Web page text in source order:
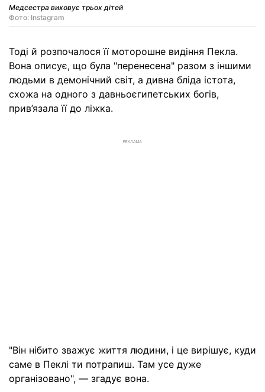
Медсестра виховує трьох дітей
Фото: Instagram
Тоді й розпочалося її моторошне видіння Пекла.
Вона описує, що була "перенесена" разом з іншими
людьми в демонічний світ, а дивна бліда істота,
схожа на одного з давньоєгипетських богів,
прив’язала її до ліжка.
РЕКЛАМА
"Він нібито зважує життя людини, і це вирішує, куди
саме в Пеклі ти потрапиш. Там усе дуже
організовано", — згадує вона.